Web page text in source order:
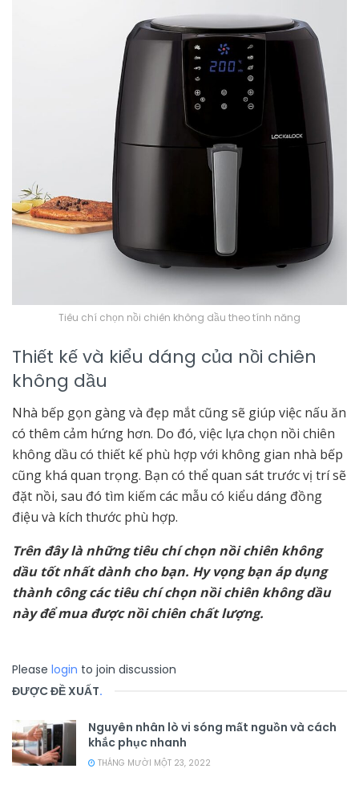
Tiêu chí chọn nồi chiên không dầu theo tính năng
Thiết kế và kiểu dáng của nồi chiên
không dầu
Nhà bếp gọn gàng và đẹp mắt cũng sẽ giúp việc nấu ăn
có thêm cảm hứng hơn. Do đó, việc lựa chọn nồi chiên
không dầu có thiết kế phù hợp với không gian nhà bếp
cũng khá quan trọng. Bạn có thể quan sát trước vị trí sẽ
đặt nồi, sau đó tìm kiếm các mẫu có kiểu dáng đồng
điệu và kích thước phù hợp.
Trên đây là những tiêu chí chọn nồi chiên không
dầu tốt nhất dành cho bạn. Hy vọng bạn áp dụng
thành công các tiêu chí chọn nồi chiên không dầu
này để mua được nồi chiên chất lượng.
Please login to join discussion
ĐƯỢC ĐỀ XUẤT.
Nguyên nhân lò vi sóng mất nguồn và cách
khắc phục nhanh
THÁNG MƯỜI MỘT 23, 2022